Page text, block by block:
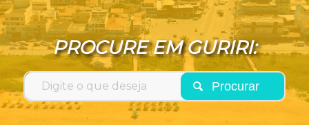
PROCURE EM GURIRI:
